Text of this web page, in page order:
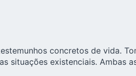
concretos de vida.
situações existenciais. Ambas